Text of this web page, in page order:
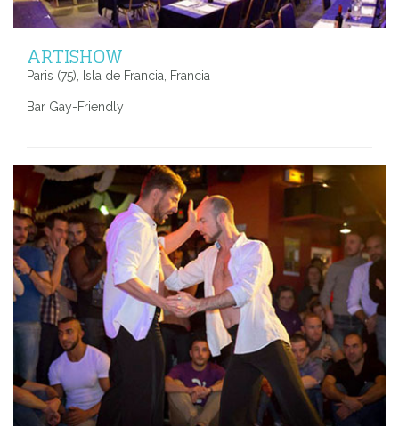
ARTISHOW
Paris (75), Isla de Francia, Francia
Bar Gay-Friendly